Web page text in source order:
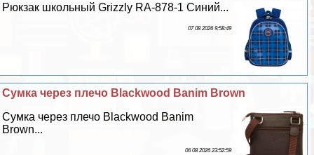
Рюкзак школьный Grizzly RA-878-1 Синий...
07 08 2026 9:58:49
Сумка через плечо Blackwood Banim Brown
Сумка через плечо Blackwood Banim
Brown...
06 08 2026 23:52:59